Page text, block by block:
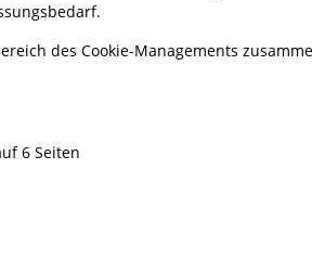
des Cookie-Managements
6 Seiten